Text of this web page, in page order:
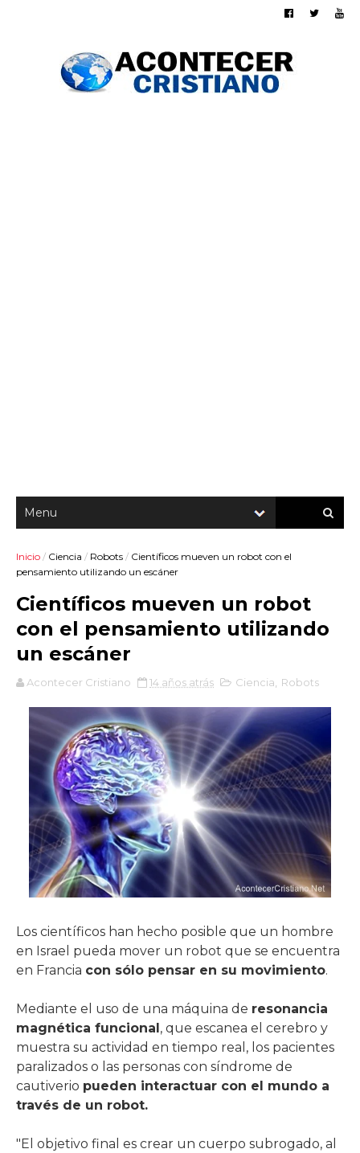
Inicio / Ciencia / Robots / Científicos mueven un robot con el
pensamiento utilizando un escáner
Científicos mueven un robot
con el pensamiento utilizando
un escáner
Acontecer Cristiano 14 años atrás Ciencia Robots
Los científicos han hecho posible que un hombre
en Israel pueda mover un robot que se encuentra
en Francia con sólo pensar en su movimiento.
Mediante el uso de una máquina de resonancia
magnética funcional , que escanea el cerebro y
muestra su actividad en tiempo real, los pacientes
paralizados o las personas con síndrome de
cautiverio pueden interactuar con el mundo a
través de un robot.
"El objetivo final es crear un cuerpo subrogado, al